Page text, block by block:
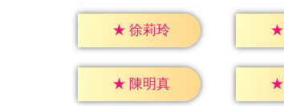
★ 徐莉玲 ★
★ 陳明真 ★